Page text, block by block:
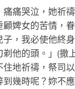
痛痛哭泣，她祈
顧婢女的苦情，
子，我必使他終
他的頭。」(撒
住地祈禱，祭司
幾時呢？妳不應